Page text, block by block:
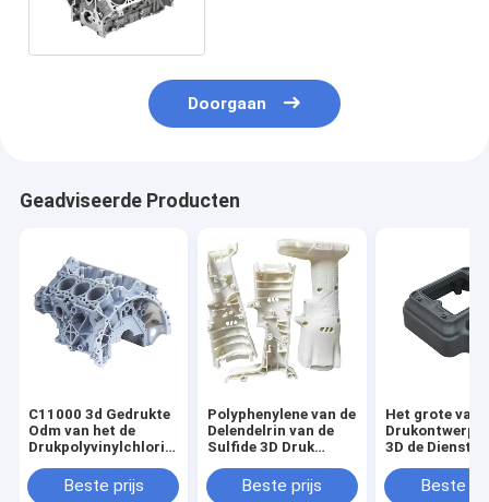
Doorgaan
Geadviseerde Producten
C11000 3d Gedrukte
Odm van het de
Drukpolyvinylchloride
Tand 3dBeste prijs
Polyphenylene van de
Delendelrin van de
Sulfide 3D Druk
DelenBeste prijs
Het grote van
Drukontwerp
3D de
Metalensls 3D
vaste vorm
Beste